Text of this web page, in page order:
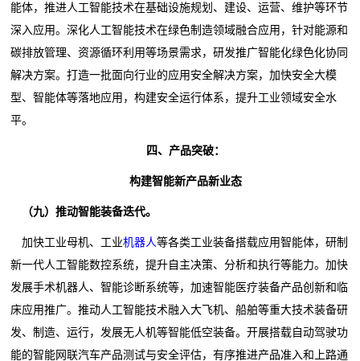
能体，推进人工智能技术在基础设施规划、建设、运营、维护等环节
深入应用。深化人工智能技术在绿色制造领域融合应用，针对能源和
碳排放管理、资源循环利用等场景需求，研发推广智能化绿色化协同
解决方案。打造一批面向行业的应用安全解决方案，加快安全大模
型、智能体等落地应用，构建安全运行体系，提升工业领域安全水
平。
四、产品突破：
构建智能新产品新业态
（九）推动智能装备迭代。
加快工业母机、工业机器人等各类工业装备搭载应用智能体，研制
新一代人工智能数控系统，提升自主决策、分析和执行等能力。加快
发展手术机器人、智能诊断系统等，加速智能医疗装备产品创新和临
床应用推广。推动人工智能技术融入大飞机、船舶等重大技术装备研
发、制造、运行，发展无人机等智能低空装备。开展搭载自动驾驶功
能的智能网联汽车产品测试与安全评估，有序推进产品准入和上路通